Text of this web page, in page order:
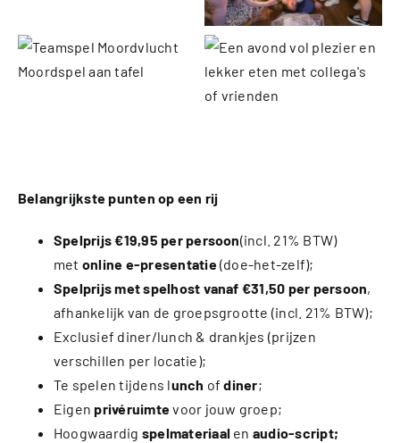
Belangrijkste punten op een rij
Spelprijs €19,95 per persoon(incl. 21% BTW)
met online e-presentatie(doe-het-zelf);
Spelprijs met spelhost vanaf €31,50 per persoon,
afhankelijk van de groepsgrootte (incl. 21% BTW);
Exclusief diner/lunch & drankjes (prijzen
verschillen per locatie);
Te spelen tijdens lunch ofdiner;
Eigenprivéruimtevoor jouw groep;
Hoogwaardig spelmateriaal en audio-script;